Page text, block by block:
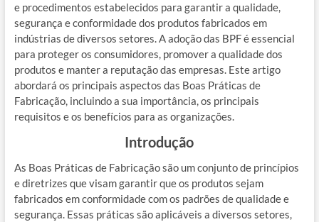
e procedimentos estabelecidos para garantir a qualidade,
segurança e conformidade dos produtos fabricados em
indústrias de diversos setores. A adoção das BPF é essencial
para proteger os consumidores, promover a qualidade dos
produtos e manter a reputação das empresas. Este artigo
abordará os principais aspectos das Boas Práticas de
Fabricação, incluindo a sua importância, os principais
requisitos e os benefícios para as organizações.
Introdução
As Boas Práticas de Fabricação são um conjunto de princípios
e diretrizes que visam garantir que os produtos sejam
fabricados em conformidade com os padrões de qualidade e
segurança. Essas práticas são aplicáveis a diversos setores,